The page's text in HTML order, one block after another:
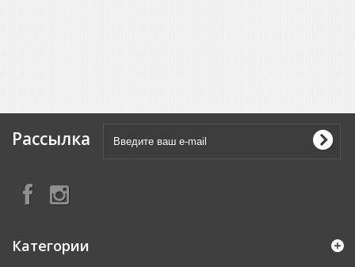
Рассылка
Категории